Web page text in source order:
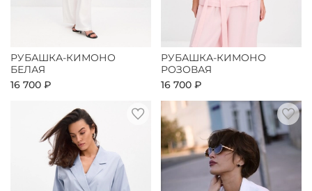
РУБАШКА-КИМОНО
БЕЛАЯ
16 700 ₽
РУБАШКА-КИМОНО
РОЗОВАЯ
16 700 ₽